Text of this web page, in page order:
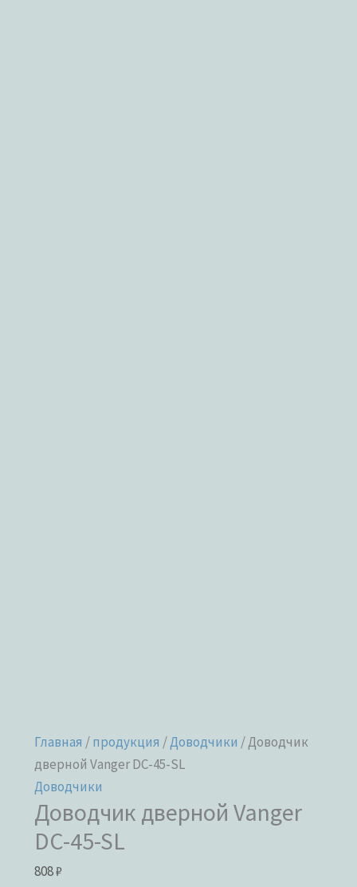
Главная /продукция /Доводчики / Доводчик
дверной Vanger DC-45-SL
Доводчики
Доводчик дверной Vanger
DC-45-SL
808₽